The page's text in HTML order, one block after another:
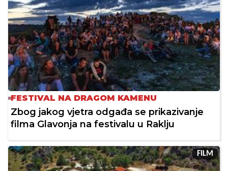
FESTIVAL NA DRAGOM KAMENU
Zbog jakog vjetra odgađa se prikazivanje
filma Glavonja na festivalu u Raklju
FILM